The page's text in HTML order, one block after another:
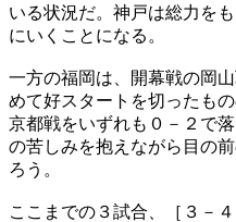
いる状況だ。神戸は総力を
にいくことになる。
一方の福岡は、開幕戦の岡
めて好スタートを切ったも
京都戦をいずれも０－２で
の苦しみを抱えながら目の
ろう。
ここまでの３試合、［３－